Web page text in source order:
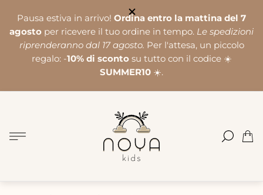
Pausa estiva in arrivo! Ordina entro la mattina del 7
agosto per ricevere il tuo ordine in tempo. Le spedizioni
riprenderanno dal 17 agosto. Per l'attesa, un piccolo
regalo: -10% di scontosu tutto con il codice ☀️
SUMMER10 ☀️.
del
negozio"